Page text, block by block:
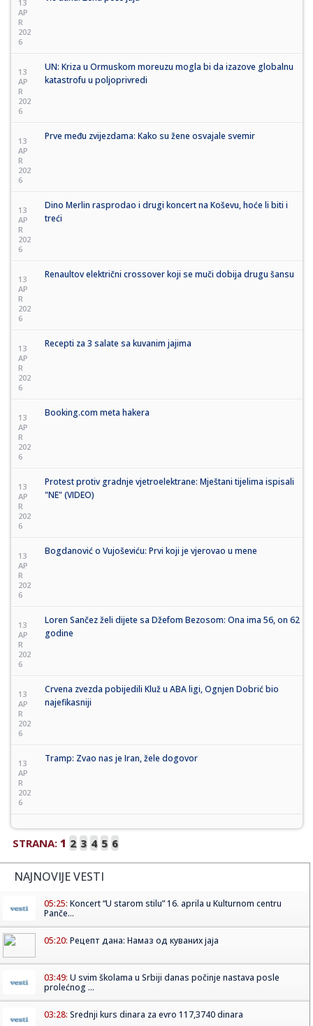
13
AP
R
202
6
13
AP
R
202
6
UN: Kriza u Ormuskom moreuzu mogla bi da izazove globalnu
katastrofu u poljoprivredi
13
AP
R
202
6
Prve među zvijezdama: Kako su žene osvajale svemir
13
AP
R
202
6
Dino Merlin rasprodao i drugi koncert na Koševu, hoće li biti i
treći
13
AP
R
202
6
Renaultov električni crossover koji se muči dobija drugu šansu
13
AP
R
202
6
Recepti za 3 salate sa kuvanim jajima
13
AP
R
202
6
Booking.com meta hakera
13
AP
R
202
6
Protest protiv gradnje vjetroelektrane: Mještani tijelima ispisali
"NE" (VIDEO)
13
AP
R
202
6
Bogdanović o Vujoševiću: Prvi koji je vjerovao u mene
13
AP
R
202
6
Loren Sančez želi dijete sa Džefom Bezosom: Ona ima 56, on 62
godine
13
AP
R
202
6
Crvena zvezda pobijedili Kluž u ABA ligi, Ognjen Dobrić bio
najefikasniji
13
AP
R
202
6
Tramp: Zvao nas je Iran, žele dogovor
STRANA: 1 2 3 4 5 6
NAJNOVIJE VESTI
05:25: Koncert “U starom stilu” 16. aprila u Kulturnom centru
Panče...
05:20: Рецепт дана: Намаз од куваних јаја
03:49: U svim školama u Srbiji danas počinje nastava posle
prolećnog ...
03:28: Srednji kurs dinara za evro 117,3740 dinara